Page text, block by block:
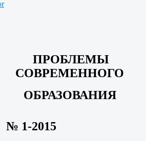
ПРОБЛЕМЫ
СОВРЕМЕННОГО
ОБРАЗОВАНИЯ
№ 1-2015